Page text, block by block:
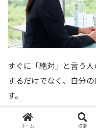
すぐに「絶対」と言う
するだけでなく、自分
す。
「絶対」は便利な強調
ホーム 検索